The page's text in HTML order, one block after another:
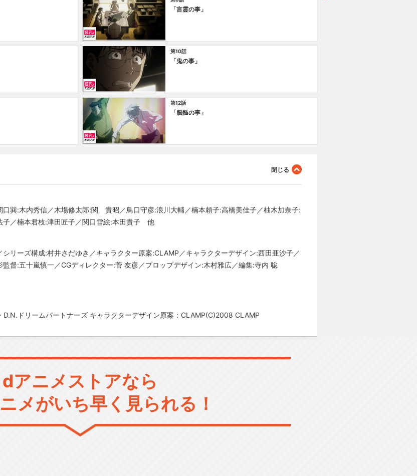
「言霊の事」
第10話
「鬼の事」
第12話
「脳髄の事」
巽:木内秀信／木場修太郎:関 貴昭／鳥口守彦:浪川大輔／楠本頼子:高橋美佳子／柚木加奈子:
子／楠本君枝:津田匠子／関口雪絵:本田貴子 他
リーズ構成:村井さだゆき／キャラクター原案:CLAMP／キャラクターデザイン:西田亜沙子／
督:五十嵐慎一／CGディレクター:菅 友彦／プロップデザイン:木村雅広／編集:寺内 聡
D.N.ドリームパートナーズ キャラクターデザイン原案：CLAMP(C)2008 CLAMP
dアニメストアなら
メがいち早く見られる！